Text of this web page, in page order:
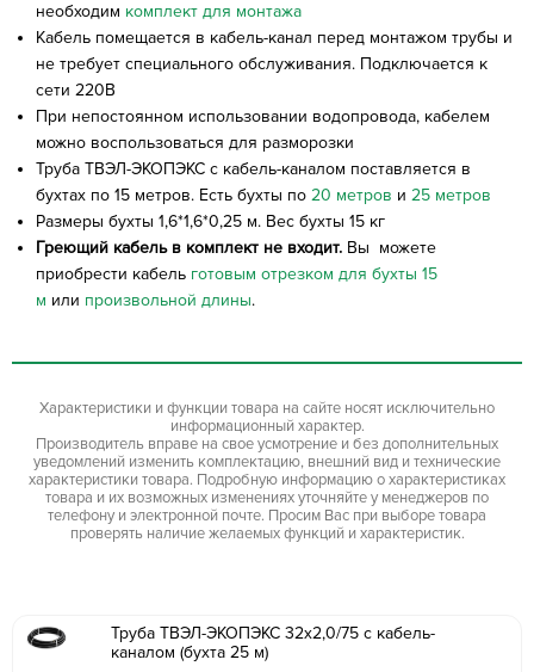
необходим комплект для монтажа
Кабель помещается в кабель-канал перед монтажом трубы и
не требует специального обслуживания. Подключается к
сети 220В
При непостоянном использовании водопровода, кабелем
можно воспользоваться для разморозки
Труба ТВЭЛ-ЭКОПЭКС с кабель-каналом поставляется в
бухтах по 15 метров. Есть бухты по 20 метров и 25 метров
Размеры бухты 1,6*1,6*0,25 м. Вес бухты 15 кг
Греющий кабель в комплект не входит. Вы можете
приобрести кабель готовым отрезком для бухты 15
м или произвольной длины.
Характеристики и функции товара на сайте носят исключительно
информационный характер.
Производитель вправе на свое усмотрение и без дополнительных
уведомлений изменить комплектацию, внешний вид и технические
характеристики товара. Подробную информацию о характеристиках
товара и их возможных изменениях уточняйте у менеджеров по
телефону и электронной почте. Просим Вас при выборе товара
проверять наличие желаемых функций и характеристик.
Труба ТВЭЛ-ЭКОПЭКС 32х2,0/75 с кабель-
каналом (бухта 25 м)